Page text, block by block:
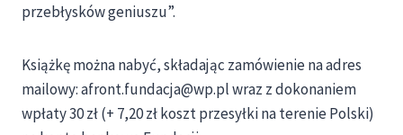
przebłysków geniuszu”.
Książkę można nabyć, składając zamówienie na adres
mailowy: afront.fundacja@wp.pl wraz z dokonaniem
wpłaty 30 zł (+ 7,20 zł koszt przesyłki na terenie Polski)